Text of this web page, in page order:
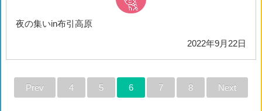
夜の集いin布引高原
2022年9月22日
Prev 4 5 6 7 8 Next